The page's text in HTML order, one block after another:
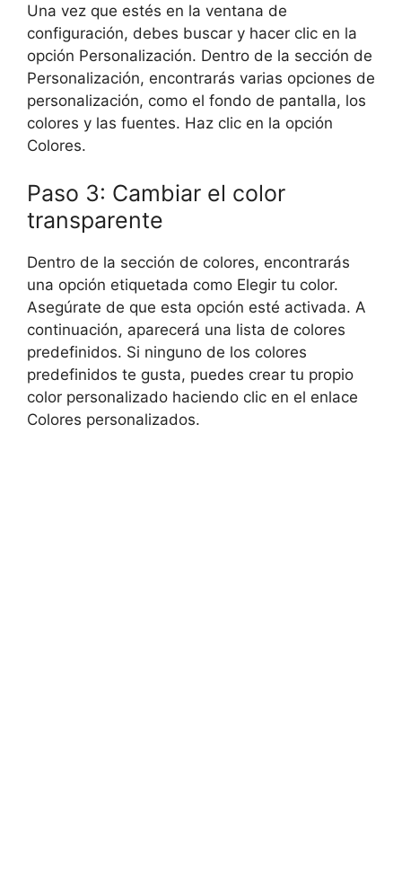
Una vez que estés en la ventana de
configuración, debes buscar y hacer clic en la
opción Personalización. Dentro de la sección de
Personalización, encontrarás varias opciones de
personalización, como el fondo de pantalla, los
colores y las fuentes. Haz clic en la opción
Colores.
Paso 3: Cambiar el color
transparente
Dentro de la sección de colores, encontrarás
una opción etiquetada como Elegir tu color.
Asegúrate de que esta opción esté activada. A
continuación, aparecerá una lista de colores
predefinidos. Si ninguno de los colores
predefinidos te gusta, puedes crear tu propio
color personalizado haciendo clic en el enlace
Colores personalizados.